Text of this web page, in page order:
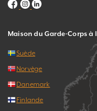
Maison du Garde-Corps à
Suède
Norvège
Danemark
Finlande